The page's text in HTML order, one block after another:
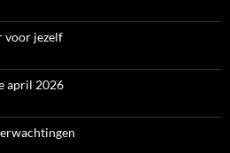
voor jezelf
april 2026